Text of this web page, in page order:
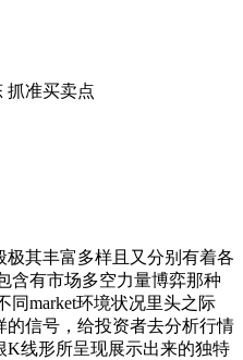
抓准买卖点
其丰富多样且又分别有着各
含有市场多空力量博弈那种
同market环境状况里头之际
信号，给投资者去分析行情
K线形所呈现展示出来的独特